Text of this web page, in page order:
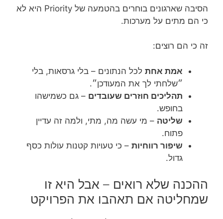
הסיבה שארגונים בוחרים בהטמעה של Priority היא לא
כי הם מתים על מערכות.
זה כי הם רוצים:
אמת אחת לכל הנתונים – בלי גרסאות, בלי
״שלחתי לך את המעודכן״.
תהליכים חוזרים שעובדים – גם כשמישהו
בחופש.
שליטה – מי עשה מה, מתי, ולמה זה עדיין
פתוח.
שיפור רווחיות – כי טעויות קטנות עולות כסף
גדול.
ההכנה שלא רואים – אבל היא זו
שמחליטה אם תאהבו את הפרויקט